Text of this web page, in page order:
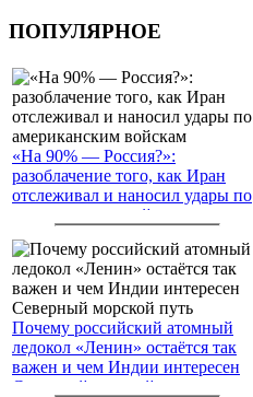
ПОПУЛЯРНОЕ
«На 90% — Россия?»:
разоблачение того, как Иран
отслеживал и наносил удары по
американским войскам
Почему российский атомный
ледокол «Ленин» остаётся так
важен и чем Индии интересен
Северный морской путь